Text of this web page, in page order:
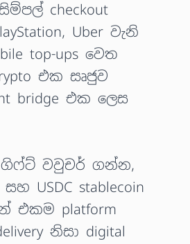
checkout
Uber වැනි
top-ups වෙත
එක සෘජුව
bridge එක ලෙස
ගිෆ්ට් වවුචර් ගන්න,
USDC stablecoin
එකම platform
නිසා digital